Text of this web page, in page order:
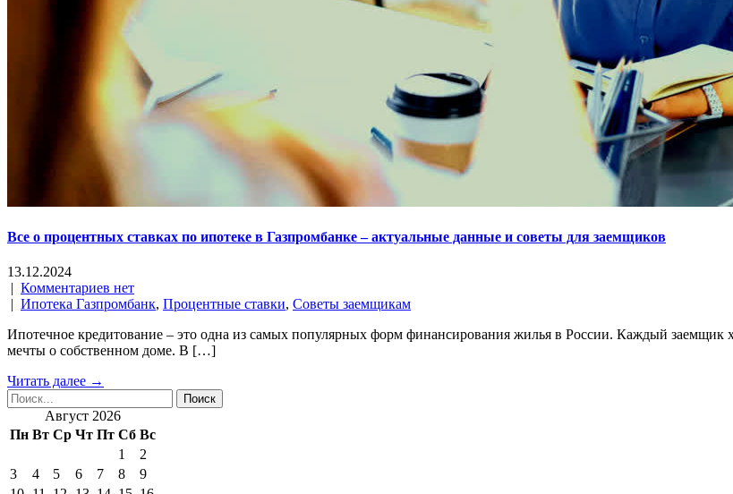
Все о процентных ставках по ипотеке в Газпромбанке – актуальные данные и советы для заемщиков
13.12.2024
| Комментариев нет
| Ипотека Газпромбанк, Процентные ставки, Советы заемщикам
Ипотечное кредитование – это одна из самых популярных форм финансирования жилья в России. Каждый заемщик
мечты о собственном доме. В […]
Читать далее →
Август 2026
Пн Вт Ср Чт Пт Сб Вс
1
2
3
4 5 6 7 8
9